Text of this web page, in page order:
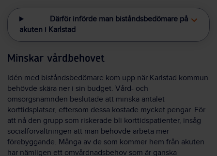
Därför införde man biståndsbedömare på
akuten i Karlstad
Minskar vårdbehovet
Idén med biståndsbedömare kom upp när Karlstad kommun
behövde skära ner i sin budget. Vård- och
omsorgsnämnden beslutade att minska antalet
korttidsplatser, eftersom dessa kostade mycket pengar. För
att nå den grupp som riskerade bli korttidspatienter, insåg
socialförvaltningen att man behövde arbeta mer
förebyggande. Många av de som kommer hem från akuten
har nämligen ett omvårdnadsbehov som är ganska